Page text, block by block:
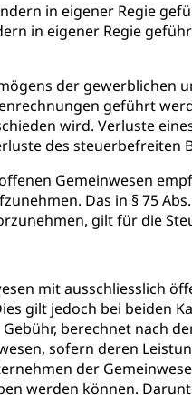
in eigener Regie
in eigener Regie
der gewerblichen
geführt
wird. Verluste
des steuerbefreiten
Gemeinwesen
Das in § 75
gilt für die
mit ausschliesslich
gilt jedoch bei beiden
berechnet nach
sofern deren
der
werden können.
Strassenverkehrsamt
elterliche
bestellen
Waffen,